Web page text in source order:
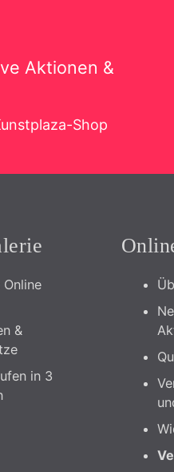
Aktionen &
Shop
&
in 3